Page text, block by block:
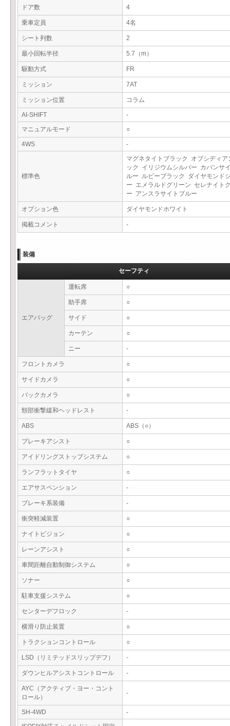
ドア数 4
乗車定員 4名
シート列数 2
最小回転半径 5.7（m）
駆動方式 FR
ミッション 7AT
ミッション位置 コラム
AI-SHIFT
-
マニュアルモード
○
4WS -
標準色
マグネタイトブラック オブシディア
ック イリジウムシルバー カバンサ
ルー ルビーブラック ダイヤモンド
ー エメラルドグリーン セレナイト
ー アンスラサイトブルー
オプション色 ダイヤモンドホワイト
掲載コメント -
装備
セーフティ
エアバッグ
運転席 ○
助手席 ○
サイド ○
カーテン ○
ニー -
フロントカメラ ○
サイドカメラ ○
バックカメラ ○
頸部衝撃緩和ヘッドレスト -
ABS ABS（○）
ブレーキアシスト ○
アイドリングストップシステム ○
ランフラットタイヤ ○
エアサスペンション -
ブレーキ系装備 -
衝突軽減装置 ○
ナイトビジョン ○
レーンアシスト ○
車間距離自動制御システム ○
ソナー ○
駐車支援システム ○
センターデフロック -
横滑り防止装置 ○
トラクションコントロール ○
LSD（リミテッドスリップデフ） -
ダウンヒルアシストコントロール -
AYC（アクティブ・ヨー・コント
ロール）
-
SH-4WD
-